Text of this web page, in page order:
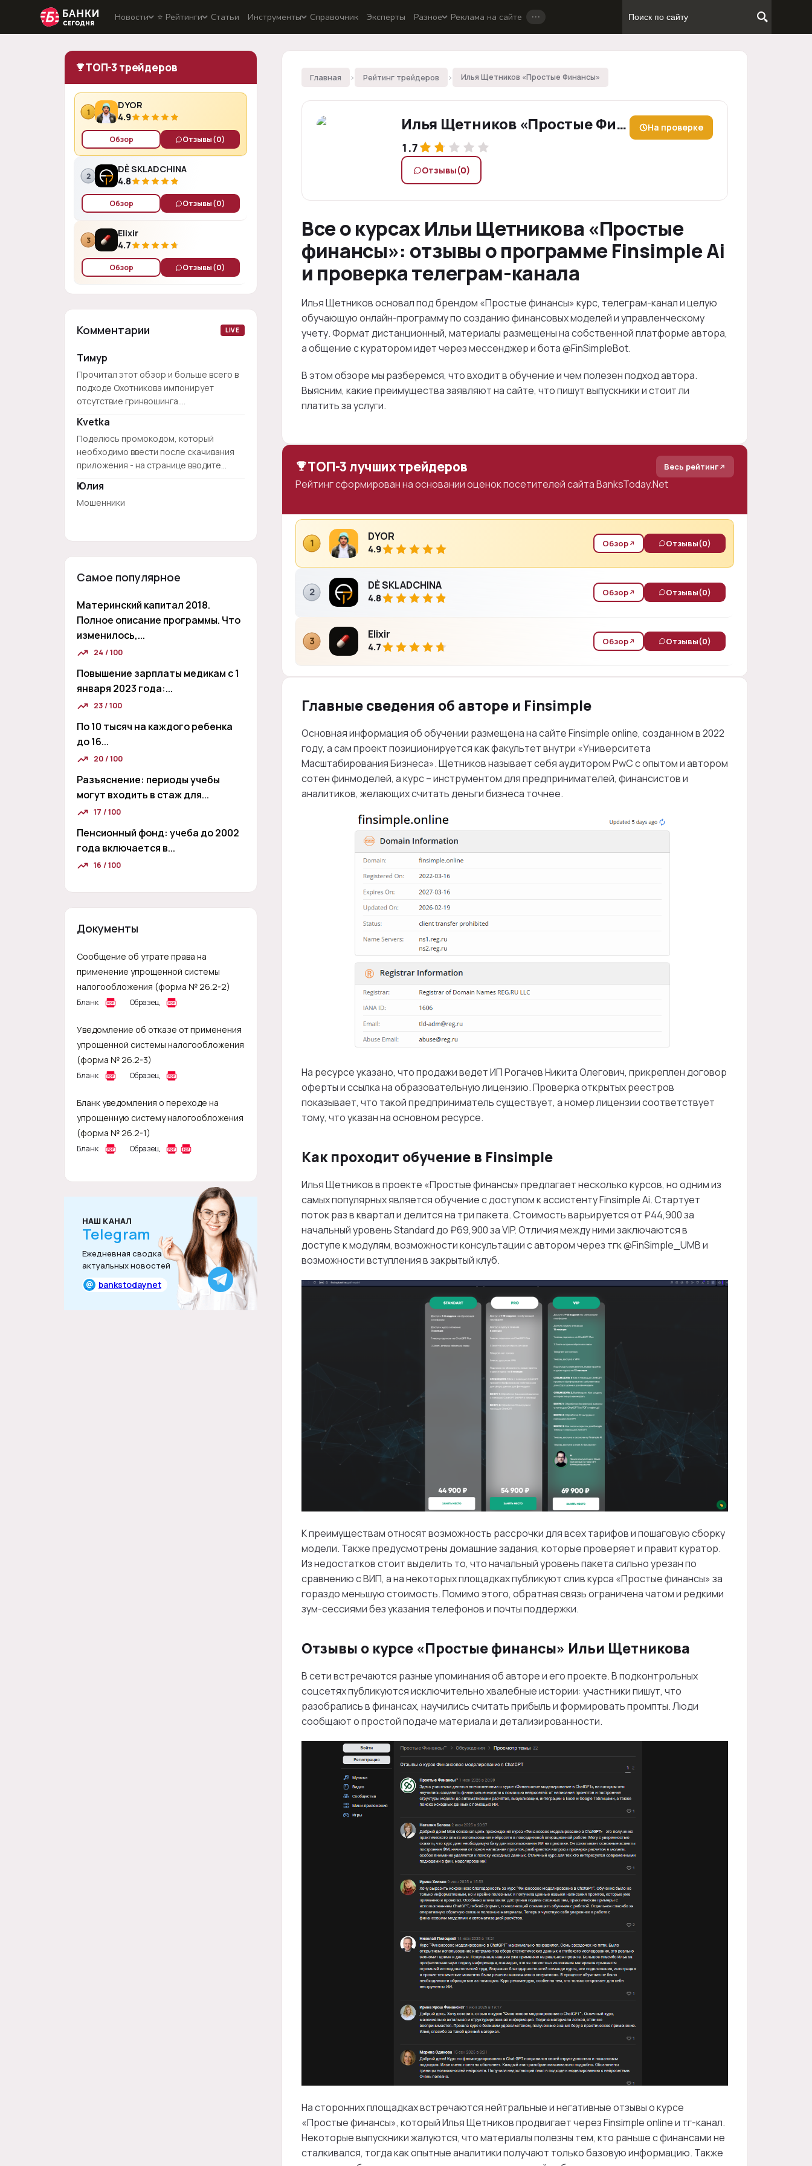
Новости ⭐️ Рейтинги Статьи Инструменты Справочник Эксперты Разное Реклама на сайте …
ТОП-3 трейдеров
1
DYOR
4.9
Обзор Отзывы(0)
2
DÈ SKLADCHINA
4.8
Обзор Отзывы(0)
3
Elixir
4.7
Обзор Отзывы(0)
Комментарии LIVE
Тимур
Прочитал этот обзор и больше всего в
подходе Охотникова импонирует
отсутствие гринвошинга....
Kvetka
Поделюсь промокодом, который
необходимо ввести после скачивания
приложения - на странице вводите...
Юлия
Мошенники
Самое популярное
Материнский капитал 2018.
Полное описание программы. Что
изменилось,...
24 / 100
Повышение зарплаты медикам с 1
января 2023 года:...
23 / 100
По 10 тысяч на каждого ребенка
до 16...
20 / 100
Разъяснение: периоды учебы
могут входить в стаж для...
17 / 100
Пенсионный фонд: учеба до 2002
года включается в...
16 / 100
Документы
Сообщение об утрате права на
применение упрощенной системы
налогообложения (форма № 26.2-2)
Бланк Образец
Уведомление об отказе от применения
упрощенной системы налогообложения
(форма № 26.2-3)
Бланк Образец
Бланк уведомления о переходе на
упрощенную систему налогообложения
(форма № 26.2-1)
Бланк Образец
НАШ КАНАЛ
Telegram
Ежедневная сводка
актуальных новостей
@ bankstodaynet
Главная › Рейтинг трейдеров › Илья Щетников «Простые Финансы»
Илья Щетников «Простые Финансы»
1.7
На проверке
Отзывы(0)
Все о курсах Ильи Щетникова «Простые
финансы»: отзывы о программе Finsimple Ai
и проверка телеграм-канала
Илья Щетников основал под брендом «Простые финансы» курс, телеграм-канал и целую
обучающую онлайн-программу по созданию финансовых моделей и управленческому
учету. Формат дистанционный, материалы размещены на собственной платформе автора,
а общение с куратором идет через мессенджер и бота @FinSimpleBot.
В этом обзоре мы разберемся, что входит в обучение и чем полезен подход автора.
Выясним, какие преимущества заявляют на сайте, что пишут выпускники и стоит ли
платить за услуги.
ТОП-3 лучших трейдеров Весь рейтинг
Рейтинг сформирован на основании оценок посетителей сайта BanksToday.Net
1
DYOR
4.9 Обзор Отзывы(0)
2
DÈ SKLADCHINA
4.8 Обзор Отзывы(0)
3
Elixir
4.7 Обзор Отзывы(0)
Главные сведения об авторе и Finsimple
Основная информация об обучении размещена на сайте Finsimple online, созданном в 2022
году, а сам проект позиционируется как факультет внутри «Университета
Масштабирования Бизнеса». Щетников называет себя аудитором PwC с опытом и автором
сотен финмоделей, а курс – инструментом для предпринимателей, финансистов и
аналитиков, желающих считать деньги бизнеса точнее.
На ресурсе указано, что продажи ведет ИП Рогачев Никита Олегович, прикреплен договор
оферты и ссылка на образовательную лицензию. Проверка открытых реестров
показывает, что такой предприниматель существует, а номер лицензии соответствует
тому, что указан на основном ресурсе.
Как проходит обучение в Finsimple
Илья Щетников в проекте «Простые финансы» предлагает несколько курсов, но одним из
самых популярных является обучение с доступом к ассистенту Finsimple Ai. Стартует
поток раз в квартал и делится на три пакета. Стоимость варьируется от ₽44,900 за
начальный уровень Standard до ₽69,900 за VIP. Отличия между ними заключаются в
доступе к модулям, возможности консультации с автором через тгк @FinSimple_UMB и
возможности вступления в закрытый клуб.
К преимуществам относят возможность рассрочки для всех тарифов и пошаговую сборку
модели. Также предусмотрены домашние задания, которые проверяет и правит куратор.
Из недостатков стоит выделить то, что начальный уровень пакета сильно урезан по
сравнению с ВИП, а на некоторых площадках публикуют слив курса «Простые финансы» за
гораздо меньшую стоимость. Помимо этого, обратная связь ограничена чатом и редкими
зум-сессиями без указания телефонов и почты поддержки.
Отзывы о курсе «Простые финансы» Ильи Щетникова
В сети встречаются разные упоминания об авторе и его проекте. В подконтрольных
соцсетях публикуются исключительно хвалебные истории: участники пишут, что
разобрались в финансах, научились считать прибыль и формировать промпты. Люди
сообщают о простой подаче материала и детализированности.
На сторонних площадках встречаются нейтральные и негативные отзывы о курсе
«Простые финансы», который Илья Щетников продвигает через Finsimple online и тг-канал.
Некоторые выпускники жалуются, что материалы полезны тем, кто раньше с финансами не
сталкивался, тогда как опытные аналитики получают только базовую информацию. Также